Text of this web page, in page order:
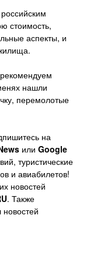
стоимость,
аспекты, и
нашли
перемолотые
на
или Google
туристические
и авиабилетов!
новостей
. Также